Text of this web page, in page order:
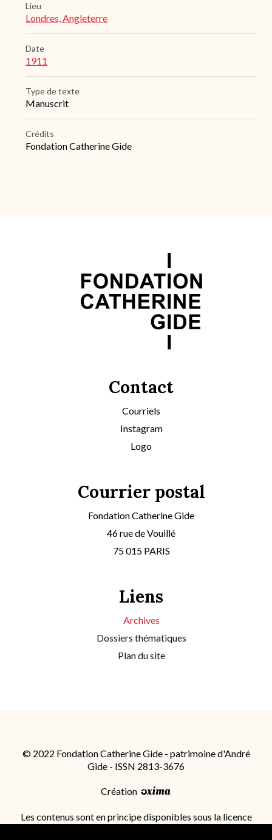
Lieu
Londres, Angleterre
Date
1911
Type de texte
Manuscrit
Crédits
Fondation Catherine Gide
Contact
Courriels
Instagram
Logo
Courrier postal
Fondation Catherine Gide
46 rue de Vouillé
75 015 PARIS
Liens
Archives
Dossiers thématiques
Plan du site
© 2022 Fondation Catherine Gide - patrimoine d'André
Gide - ISSN 2813-3676
Création
Les contenus sont en principe disponibles sous la licence